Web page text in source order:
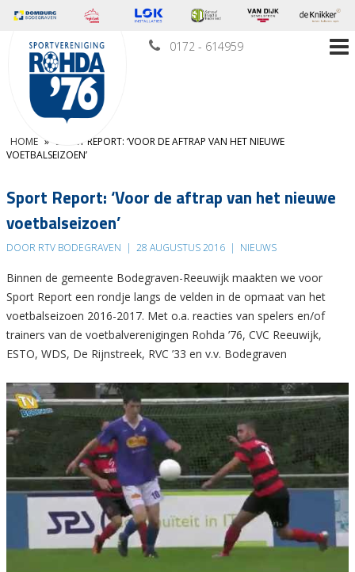
0172 - 614959
HOME » SPORT REPORT: ‘VOOR DE AFTRAP VAN HET NIEUWE
VOETBALSEIZOEN’
Sport Report: ‘Voor de aftrap van het nieuwe
voetbalseizoen’
DOOR RTV BODEGRAVEN | 28 AUGUSTUS 2016 | NIEUWS
Binnen de gemeente Bodegraven-Reeuwijk maakten we voor
Sport Report een rondje langs de velden in de opmaat van het
voetbalseizoen 2016-2017. Met o.a. reacties van spelers en/of
trainers van de voetbalverenigingen Rohda ’76, CVC Reeuwijk,
ESTO, WDS, De Rijnstreek, RVC ’33 en v.v. Bodegraven